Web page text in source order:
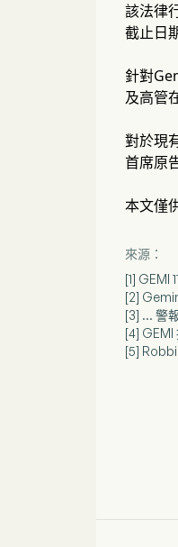
該法律
截止日
針對
及高管
對於現
首席原
本文僅
來源：
[1]
[2]
[3] ... 警
[4]
[5]